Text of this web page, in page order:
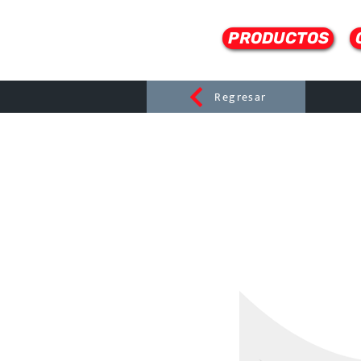
PRODUCTOS
Regresar